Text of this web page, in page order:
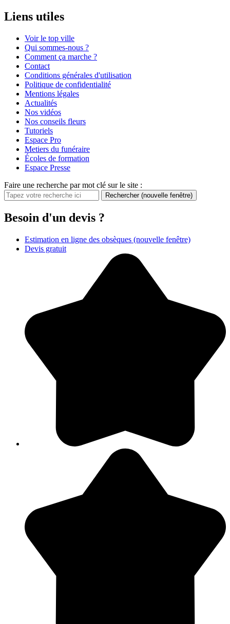
Liens utiles
Voir le top ville
Qui sommes-nous ?
Comment ça marche ?
Contact
Conditions générales d'utilisation
Politique de confidentialité
Mentions légales
Actualités
Nos vidéos
Nos conseils fleurs
Tutoriels
Espace Pro
Metiers du funéraire
Écoles de formation
Espace Presse
Faire une recherche par mot clé sur le site :
Rechercher (nouvelle fenêtre)
Besoin d'un devis ?
Estimation en ligne des obsèques (nouvelle fenêtre)
Devis gratuit